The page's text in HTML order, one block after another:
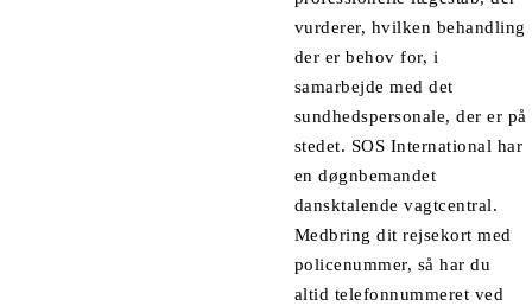
vurderer, hvilken behandling
der er behov for, i
samarbejde med det
sundhedspersonale, der er på
stedet. SOS International har
en døgnbemandet
dansktalende vagtcentral.
Medbring dit rejsekort med
policenummer, så har du
altid telefonnummeret ved